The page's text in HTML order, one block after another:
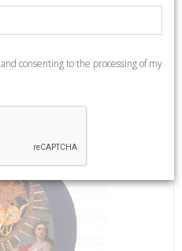
and consenting to the processing of my